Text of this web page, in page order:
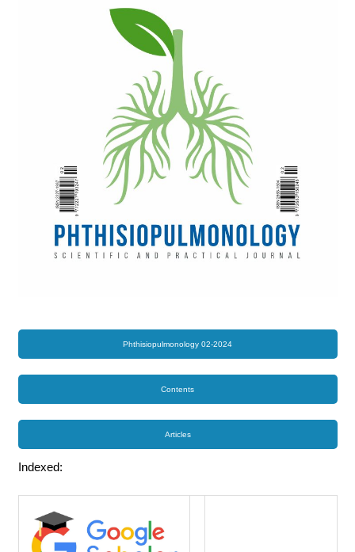
Phthisiopulmonology 02-2024
Contents
Articles
Indexed: